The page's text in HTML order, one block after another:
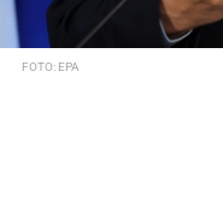
FOTO: EPA